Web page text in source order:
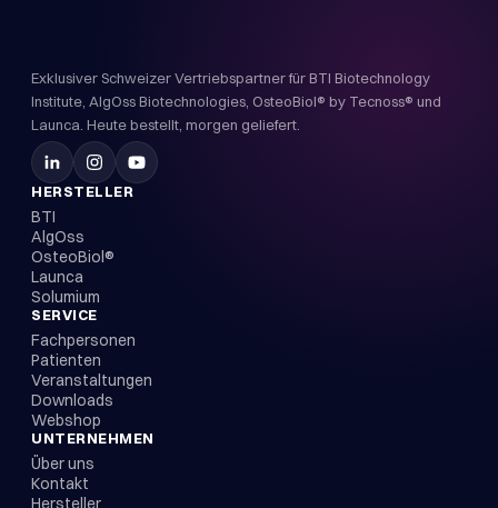
Exklusiver Schweizer Vertriebspartner für BTI Biotechnology
Institute, AlgOss Biotechnologies, OsteoBiol® by Tecnoss® und
Launca. Heute bestellt, morgen geliefert.
HERSTELLER
BTI
AlgOss
OsteoBiol®
Launca
Solumium
SERVICE
Fachpersonen
Patienten
Veranstaltungen
Downloads
Webshop
UNTERNEHMEN
Über uns
Kontakt
Hersteller